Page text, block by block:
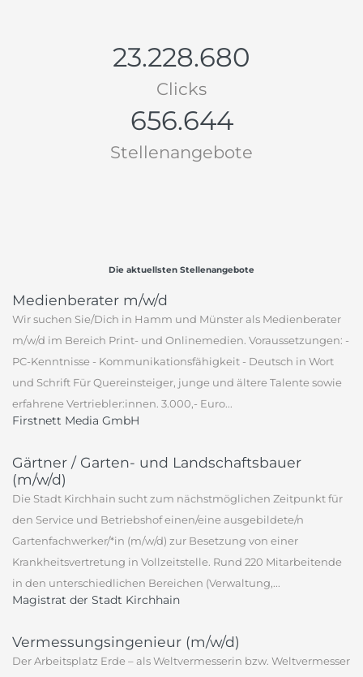
23.228.680
Clicks
656.644
Stellenangebote
Die aktuellsten Stellenangebote
Medienberater m/w/d
Wir suchen Sie/Dich in Hamm und Münster als Medienberater
m/w/d im Bereich Print- und Onlinemedien. Voraussetzungen: -
PC-Kenntnisse - Kommunikationsfähigkeit - Deutsch in Wort
und Schrift Für Quereinsteiger, junge und ältere Talente sowie
erfahrene Vertriebler:innen. 3.000,- Euro...
Firstnett Media GmbH
Gärtner / Garten- und Landschaftsbauer
(m/w/d)
Die Stadt Kirchhain sucht zum nächstmöglichen Zeitpunkt für
den Service und Betriebshof einen/eine ausgebildete/n
Gartenfachwerker/*in (m/w/d) zur Besetzung von einer
Krankheitsvertretung in Vollzeitstelle. Rund 220 Mitarbeitende
in den unterschiedlichen Bereichen (Verwaltung,...
Magistrat der Stadt Kirchhain
Vermessungsingenieur (m/w/d)
Der Arbeitsplatz Erde – als Weltvermesserin bzw. Weltvermesser